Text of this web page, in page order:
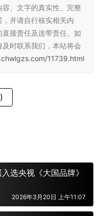
、文字的真实性、完整
并请自行核实相关内
接责任及连带责任。如
时联系我们，本站将会
11739.html
选央视《大国品牌》
2026年3月20日 上午11:07